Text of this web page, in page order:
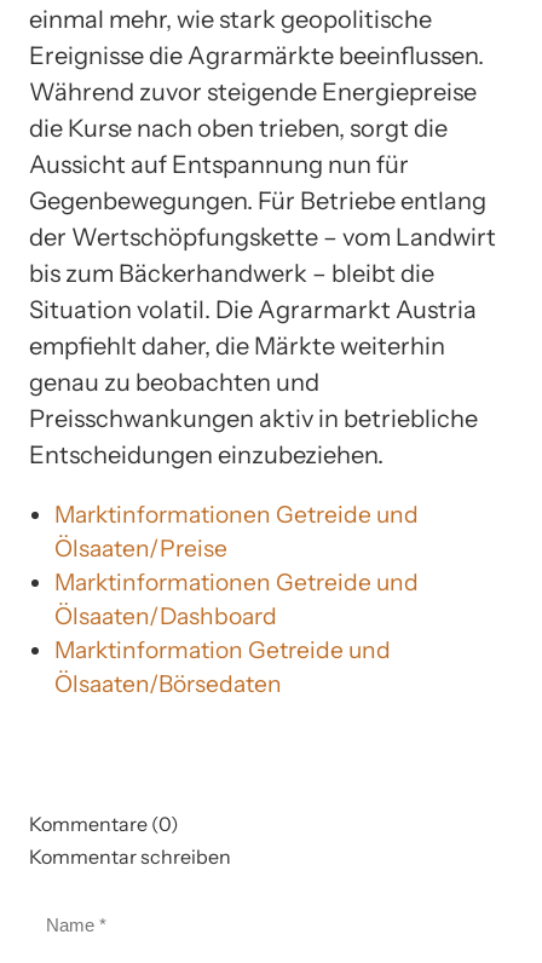
einmal mehr, wie stark geopolitische
Ereignisse die Agrarmärkte beeinflussen.
Während zuvor steigende Energiepreise
die Kurse nach oben trieben, sorgt die
Aussicht auf Entspannung nun für
Gegenbewegungen. Für Betriebe entlang
der Wertschöpfungskette – vom Landwirt
bis zum Bäckerhandwerk – bleibt die
Situation volatil. Die Agrarmarkt Austria
empfiehlt daher, die Märkte weiterhin
genau zu beobachten und
Preisschwankungen aktiv in betriebliche
Entscheidungen einzubeziehen.
Marktinformationen Getreide und
Ölsaaten/Preise
Marktinformationen Getreide und
Ölsaaten/Dashboard
Marktinformation Getreide und
Ölsaaten/Börsedaten
Kommentare (0)
Kommentar schreiben